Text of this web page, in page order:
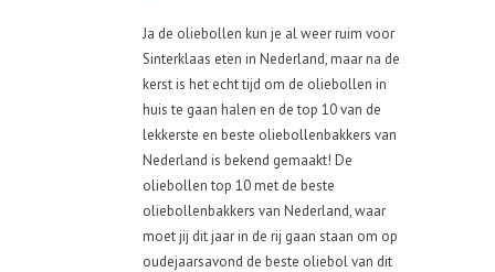
Ja de oliebollen kun je al weer ruim voor
Sinterklaas eten in Nederland, maar na de
kerst is het echt tijd om de oliebollen in
huis te gaan halen en de top 10 van de
lekkerste en beste oliebollenbakkers van
Nederland is bekend gemaakt! De
oliebollen top 10 met de beste
oliebollenbakkers van Nederland, waar
moet jij dit jaar in de rij gaan staan om op
oudejaarsavond de beste oliebol van dit